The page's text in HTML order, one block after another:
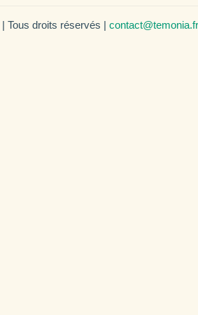
| Tous droits réservés | contact@temonia.fr